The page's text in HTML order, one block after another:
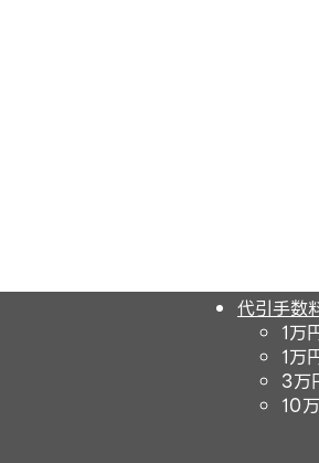
代引手数
1万
1万
3万
10